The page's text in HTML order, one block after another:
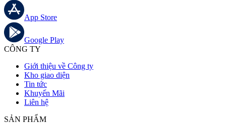
App Store
Google Play
CÔNG TY
Giới thiệu về Công ty
Kho giao diện
Tin tức
Khuyến Mãi
Liên hệ
SẢN PHẨM